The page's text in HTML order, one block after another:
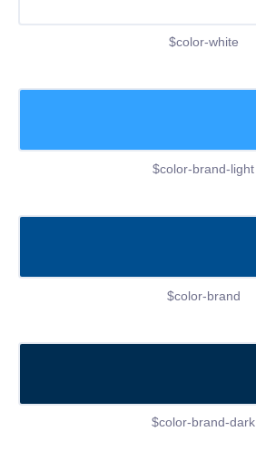
$color-white
$color-brand-light
$color-brand
$color-brand-dark